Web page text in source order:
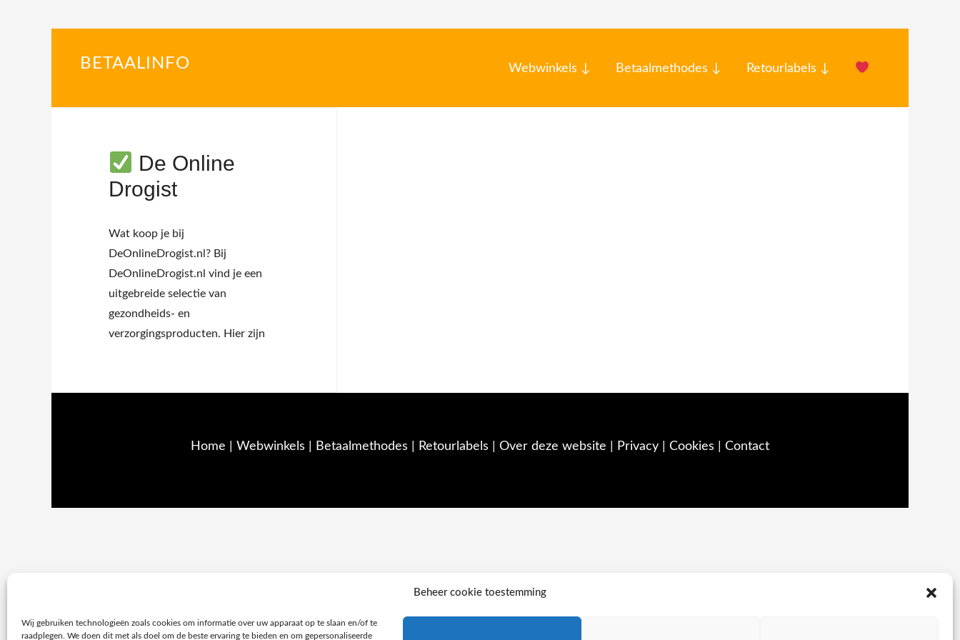
Beheer cookie toestemming
Wij gebruiken technologieën zoals cookies om informatie over uw apparaat op te slaan en/of te
raadplegen. We doen dit met als doel om de beste ervaring te bieden en om gepersonaliseerde
BETAALINFO Webwinkels ↓ Betaalmethodes ↓ Retourlabels ↓
De Online
Drogist
Wat koop je bij
DeOnlineDrogist.nl? Bij
DeOnlineDrogist.nl vind je een
uitgebreide selectie van
gezondheids- en
verzorgingsproducten. Hier zijn
Home Webwinkels Betaalmethodes Retourlabels Over deze website | Privacy | Cookies | Contact